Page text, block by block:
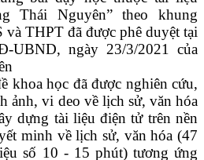
Thái Nguyên” theo khung
THPT đã được phê duyệt tại
UBND, ngày 23/3/2021 của
khoa học đã được nghiên cứu,
ảnh, vi deo về lịch sử, văn hóa
dựng tài liệu điện tử trên nền
minh về lịch sử, văn hóa (47
số 10 - 15 phút) tương ứng